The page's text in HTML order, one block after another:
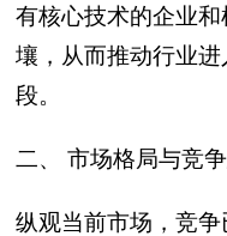
有核心技术的企业
壤，从而推动行业
段。
二、 市场格局与竞
纵观当前市场，竞